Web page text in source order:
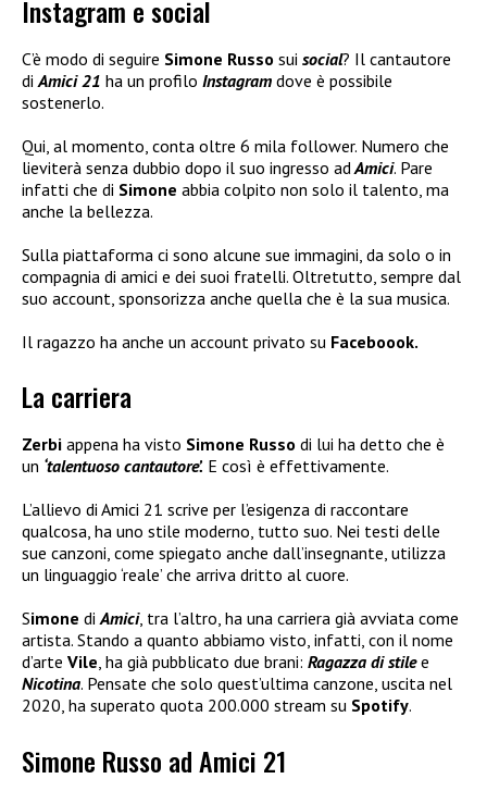
Instagram e social
C’è modo di seguire Simone Russo sui social? Il cantautore
diAmici 21 ha un profilo Instagram dove è possibile
sostenerlo.
Qui, al momento, conta oltre 6 mila follower. Numero che
lieviterà senza dubbio dopo il suo ingresso adAmici. Pare
infatti che di Simone abbia colpito non solo il talento, ma
anche la bellezza.
Sulla piattaforma ci sono alcune sue immagini, da solo o in
compagnia di amici e dei suoi fratelli. Oltretutto, sempre dal
suo account, sponsorizza anche quella che è la sua musica.
Il ragazzo ha anche un account privato su Faceboook.
La carriera
Zerbi appena ha visto Simone Russo di lui ha detto che è
un ‘talentuoso cantautore’. E così è effettivamente.
L’allievo di Amici 21 scrive per l’esigenza di raccontare
qualcosa, ha uno stile moderno, tutto suo. Nei testi delle
sue canzoni, come spiegato anche dall’insegnante, utilizza
un linguaggio ‘reale’ che arriva dritto al cuore.
Simone diAmici, tra l’altro, ha una carriera già avviata come
artista. Stando a quanto abbiamo visto, infatti, con il nome
d’arte Vile, ha già pubblicato due brani: Ragazza di stilee
Nicotina. Pensate che solo quest’ultima canzone, uscita nel
2020, ha superato quota 200.000 stream su Spotify.
Simone Russo ad Amici 21